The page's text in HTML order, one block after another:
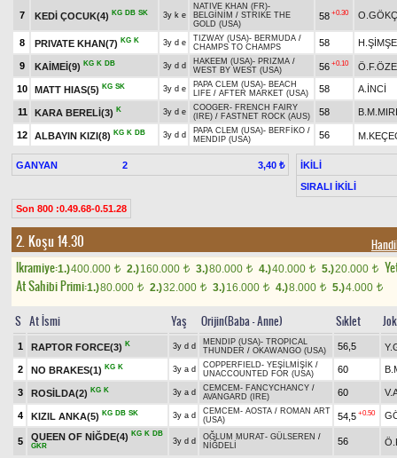
7 KEDİ ÇOCUK(4) KG DB SK 3y k e
NATIVE KHAN (FR)-
BELGİNİM / STRIKE THE
GOLD (USA)
58 +0.30
8 PRIVATE KHAN(7) KG K 3y d e TIZWAY (USA)- BERMUDA /
CHAMPS TO CHAMPS
58
9 KAİMEİ(9) KG K DB 3y d d HAKEEM (USA)- PRIZMA /
WEST BY WEST (USA)
56 +0.10
10 MATT HIAS(5) KG SK 3y d e PAPA CLEM (USA)- BEACH
LIFE / AFTER MARKET (USA) 58 A.İNCİ
11 KARA BERELİ(3) K 3y d e COOGER- FRENCH FAIRY
(IRE) / FASTNET ROCK (AUS) 58
12 ALBAYIN KIZI(8) KG K DB 3y d d PAPA CLEM (USA)- BERFİKO /
MENDIP (USA)
56
GANYAN 2 3,40 ₺
İKİLİ
SIRALI İKİLİ
Son 800 :0.49.68-0.51.28
2. Koşu 14.30
Ikramiye:1.)400.000 t 2.)160.000 t 3.)80.000 t 4.)40.000 t 5.)20.000 t
At Sahibi Primi:1.)80.000 t 2.)32.000 t 3.)16.000 t 4.)8.000 t 5.)4.000 t
S At İsmi Yaş Orijin(Baba - Anne) Sıklet
1 RAPTOR FORCE(3) K 3y d d MENDIP (USA)- TROPICAL
THUNDER / OKAWANGO (USA) 56,5
2 NO BRAKES(1) KG K 3y a d COPPERFIELD- YEŞİLMİŞİK /
UNACCOUNTED FOR (USA)
60
3 ROSİLDA(2) KG K 3y a d CEMCEM - FANCYCHANCY /
AVANGARD (IRE)
60
4 KIZIL ANKA(5) KG DB SK 3y a d CEMCEM - AOSTA / ROMAN ART
(USA)
54,5 +0.50
5 QUEEN OF NİĞDE(4) KG K DB
GKR
3y d d OĞLUM MURAT- GÜLSEREN /
NİĞDELİ
56